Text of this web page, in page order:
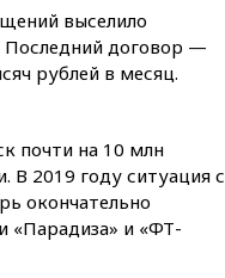
набрал миллион
22:49 Минпромторг:
Семь грузовых
сошли с рельсов в
области
выселило
Последний договор —
рублей в месяц.
почти на 10 млн
В 2019 году ситуация с
окончательно
«Парадиза» и «ФТ-